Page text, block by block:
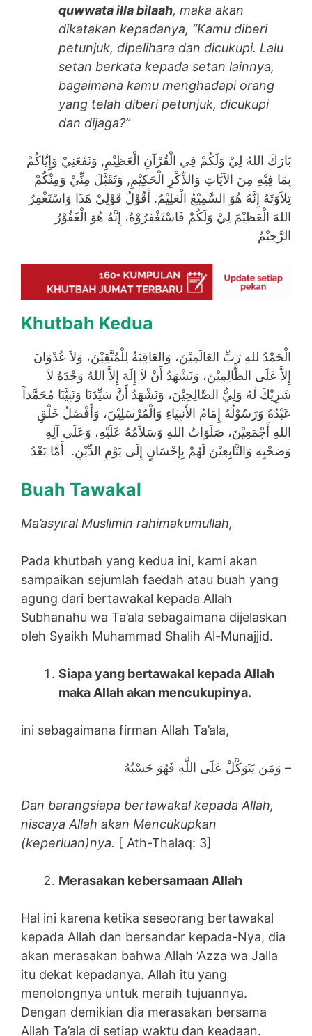
quwwata illa bilaah, maka akan
dikatakan kepadanya, “Kamu diberi
petunjuk, dipelihara dan dicukupi. Lalu
setan berkata kepada setan lainnya,
bagaimana kamu menghadapi orang
yang telah diberi petunjuk, dicukupi
dan dijaga?”
بَارَكَ اللهُ لِيْ وَلَكُمْ فِي الْقُرْآنِ الْعَظِيْمِ, وَنَفَعَنِيْ وَإِيَّاكُمْ
بِمَا فِيْهِ مِنَ الآيَاتِ وَالذِّكْرِ الْحَكِيْمِ, وَتَقَبَّلَ مِنِّيْ وَمِنْكُمْ
تِلاَوَتَهُ إِنَّهُ هُوَ السَّمِيْعُ الْعَلِيْمُ. أَقُوْلُ قَوْلِيْ هَذَا وَاسْتَغْفِرُ
اللهَ الْعَظِيْمَ لِيْ وَلَكُمْ فَاسْتَغْفِرُوْهُ، إِنَّهُ هُوَ الْغَفُوْرُ
الرَّحِيْمُ
Khutbah Kedua
الْحَمْدُ للهِ رَبِّ العَالَمِيْنَ، وَالعَاقِبَةُ لِلْمُتَّقِيْنَ، وَلاَ عُدْوَانَ
إِلاَّ عَلَى الظَّالِمِيْنَ، وَنَشْهَدُ أَنْ لاَ إِلَهَ إِلاَّ اللهُ وَحْدَهُ لاَ
شَرِيْكَ لَهُ وَلِيُّ الصَّالِحِيْنَ، وَنَشْهَدُ أَنَّ سَيِّدَنَا وَنَبِيَّنَا مُحَمَّداً
عَبْدُهُ وَرَسُوْلُهُ إِمَامُ الأَنبِيَاءِ وَالْمُرْسَلِيْنَ، وَأَفْضَلُ خَلْقِ
اللهِ أَجْمَعِيْنَ، صَلَوَاتُ اللهِ وَسَلاَمُهُ عَلَيْهِ، وَعَلَى آلِهِ
وَصَحْبِهِ وَالتَّابِعِيْنَ لَهُمْ بِإِحْسَانٍ إِلَى يَوْمِ الدِّيْنِ. أَمَّا بَعْدُ
Buah Tawakal
Ma’asyiral Muslimin rahimakumullah,
Pada khutbah yang kedua ini, kami akan
sampaikan sejumlah faedah atau buah yang
agung dari bertawakal kepada Allah
Subhanahu wa Ta’ala sebagaimana dijelaskan
oleh Syaikh Muhammad Shalih Al-Munajjid.
Siapa yang bertawakal kepada Allah
maka Allah akan mencukupinya.
ini sebagaimana firman Allah Ta’ala,
وَمَن يَتَوَكَّلْ عَلَى اللَّهِ فَهُوَ حَسْبُهُ –
Dan barangsiapa bertawakal kepada Allah,
niscaya Allah akan Mencukupkan
(keperluan)nya. [ Ath-Thalaq: 3]
Merasakan kebersamaan Allah
Hal ini karena ketika seseorang bertawakal
kepada Allah dan bersandar kepada-Nya, dia
akan merasakan bahwa Allah ‘Azza wa Jalla
itu dekat kepadanya. Allah itu yang
menolongnya untuk meraih tujuannya.
Dengan demikian dia merasakan bersama
Allah Ta’ala di setiap waktu dan keadaan.